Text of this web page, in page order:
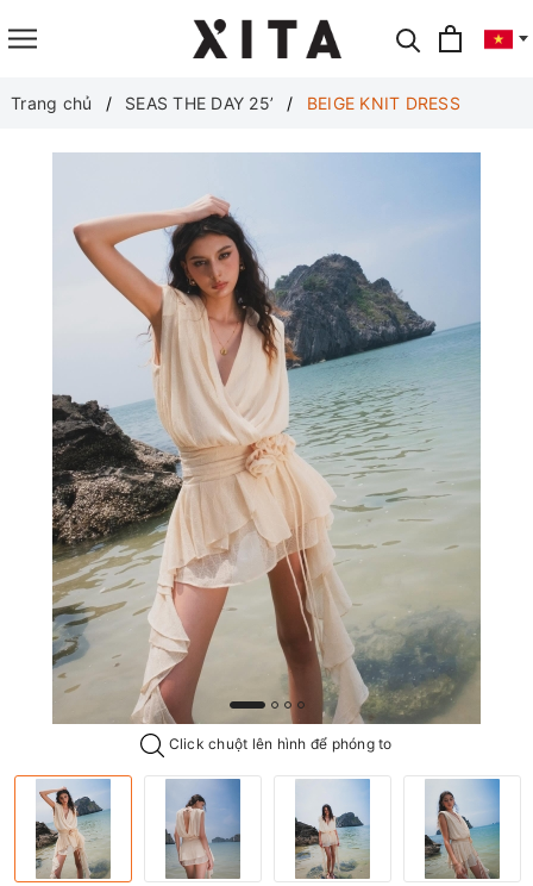
Translate
Trang chủ SEAS THE DAY 25’ BEIGE KNIT DRESS
Click chuột lên hình để phóng to